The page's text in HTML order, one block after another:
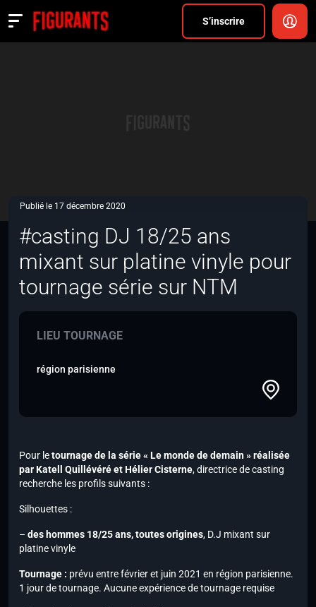
S’inscrire
Actualités
Publié le 17 décembre 2020
#casting DJ 18/25 ans
mixant sur platine vinyle pour
tournage série sur NTM
LIEU TOURNAGE
région parisienne
Pour letournage de la série « Le monde de demain » réalisée
par Katell Quillévéré et Hélier Cisterne, directrice de casting
recherche les profils suivants :
Silhouettes :
– des hommes 18/25 ans, toutes origines, D.J mixant sur
platine vinyle
Tournage : prévu entre février et juin 2021 en région parisienne.
1 jour de tournage. Aucune expérience de tournage requise